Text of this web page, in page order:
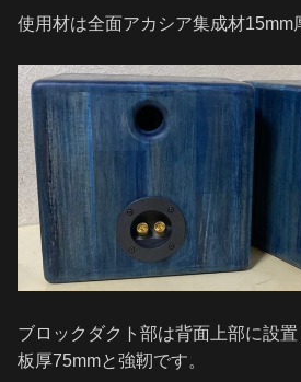
使用材は全面アカシア集成材15mm
ブロックダクト部は背面上部に設
板厚75mmと強靭です。